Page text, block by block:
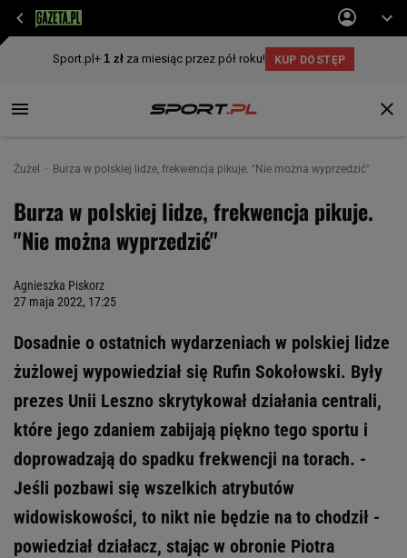
Żużel Burza w polskiej lidze, frekwencja pikuje. "Nie można wyprzedzić"
Burza w polskiej lidze, frekwencja pikuje.
"Nie można wyprzedzić"
Agnieszka Piskorz
27 maja 2022, 17:25
Dosadnie o ostatnich wydarzeniach w polskiej lidze
żużlowej wypowiedział się Rufin Sokołowski. Były
prezes Unii Leszno skrytykował działania centrali,
które jego zdaniem zabijają piękno tego sportu i
doprowadzają do spadku frekwencji na torach. -
Jeśli pozbawi się wszelkich atrybutów
widowiskowości, to nikt nie będzie na to chodził -
powiedział działacz, stając w obronie Piotra